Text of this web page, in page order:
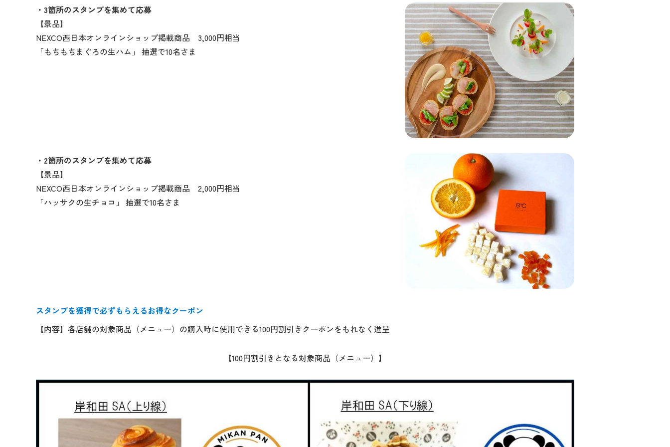
・3箇所のスタンプを集めて応募
【景品】
NEXCO西日本オンラインショップ掲載商品 3,000円相当
「もちもちまぐろの生ハム」 抽選で10名さま
・2箇所のスタンプを集めて応募
【景品】
NEXCO西日本オンラインショップ掲載商品 2,000円相当
「ハッサクの生チョコ」 抽選で10名さま
スタンプを獲得で必ずもらえるお得なクーポン
【内容】各店舗の対象商品（メニュー）の購入時に使用できる100円割引きクーポンをもれなく進呈
【100円割引きとなる対象商品（メニュー）】